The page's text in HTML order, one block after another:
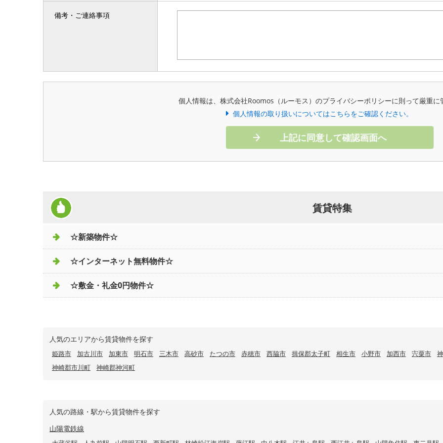
備考・ご連絡事項
個人情報は、株式会社Roomos（ルーモス）のプライバシーポリシーに則って厳重に
個人情報の取り扱いについてはこちらをご確認ください。
上記に同意して確認画面へ
賃貸特集
☆新築物件☆
☆インターネット無料物件☆
☆敷金・礼金0円物件☆
人気のエリアから賃貸物件を探す
姫路市 加古川市 加東市 明石市 三木市 高砂市 たつの市 赤穂市 西脇市 揖保郡太子町 相生市 小野市 加西市 宍粟市
神崎郡市川町
神崎郡神河町
人気の路線・駅から賃貸物件を探す
山陽電鉄線